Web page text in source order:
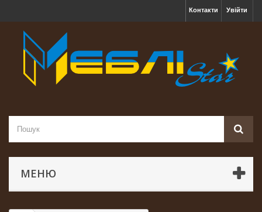
Увійти
Контакти
МЕНЮ